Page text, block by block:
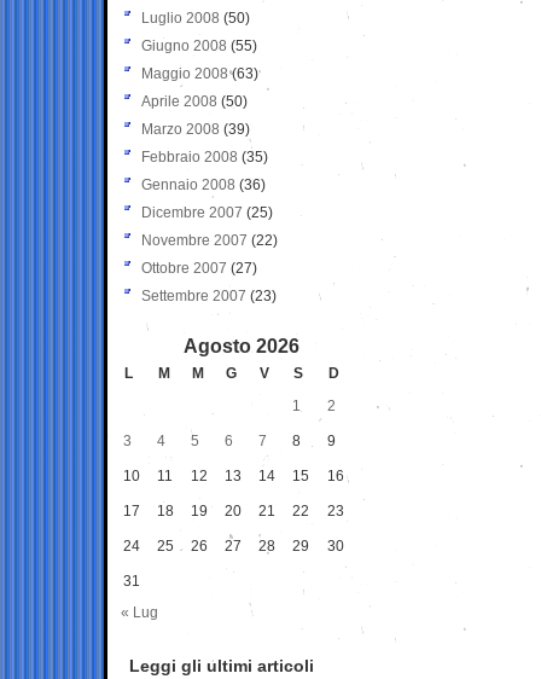
Luglio 2008 (50)
Giugno 2008 (55)
Maggio 2008(63)
Aprile 2008 (50)
Marzo 2008 (39)
Febbraio 2008 (35)
Gennaio 2008 (36)
Dicembre 2007 (25)
Novembre 2007 (22)
Ottobre 2007 (27)
Settembre 2007 (23)
Agosto 2026
L M M G V S
D
1
2
3 4 5 6 7 8 9
10 11 12 13 14 15 16
17 18 19 20 21 22 23
24 25 26 27 28 29 30
31
« Lug
Leggi gli ultimi articoli